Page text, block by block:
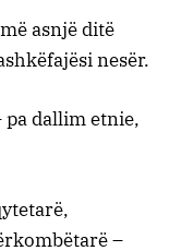
asnjë ditë
nesër.
dallim etnie,
–